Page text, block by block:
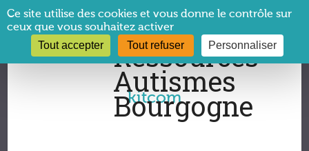
Vous êtes ici :CRA Bourgogne→kitcom
kitcom
Panneau de gestion des cookies
Ce site utilise des cookies et vous donne le contrôle sur
ceux que vous souhaitez activer
Tout accepter Tout refuser Personnaliser